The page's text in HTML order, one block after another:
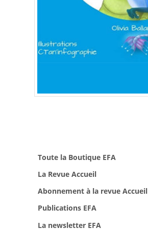
Toute la Boutique EFA
La Revue Accueil
Abonnement à la revue Accueil
Publications EFA
La newsletter EFA